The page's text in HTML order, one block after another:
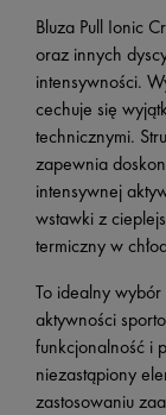
Bluza Pull Ionic
oraz innych
intensywności.
cechuje się
technicznymi.
zapewnia
intensywnej
wstawki z
termiczny w
To idealny
aktywności
funkcjonalność i
niezastąpiony
zastosowaniu